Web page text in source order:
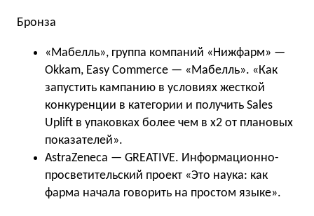
Бронза
«Мабелль», группа компаний «Нижфарм» —
Okkam, Easy Commerce — «Мабелль». «Как
запустить кампанию в условиях жесткой
конкуренции в категории и получить Sales
Uplift в упаковках более чем в x2 от плановых
показателей».
AstraZeneca — GREATIVE. Информационно-
просветительский проект «Это наука: как
фарма начала говорить на простом языке».